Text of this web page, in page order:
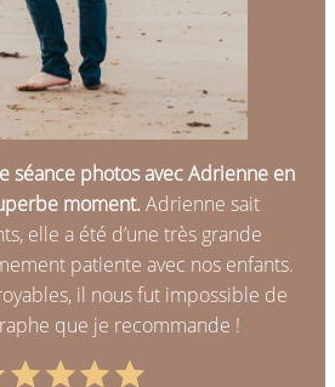
séance photos avec Adrienne en
moment. Adrienne sait
elle a été d’une très grande
patiente avec nos enfants.
il nous fut impossible de
que je recommande !